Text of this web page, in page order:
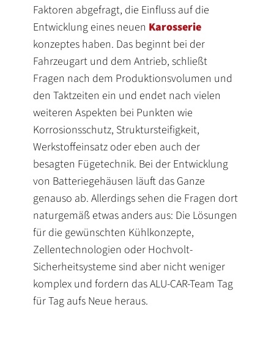
Faktoren abgefragt, die Einfluss auf die
Entwicklung eines neuen Karosserie
konzeptes haben. Das beginnt bei der
Fahrzeugart und dem Antrieb, schließt
Fragen nach dem Produktionsvolumen und
den Taktzeiten ein und endet nach vielen
weiteren Aspekten bei Punkten wie
Korrosionsschutz, Struktursteifigkeit,
Werkstoffeinsatz oder eben auch der
besagten Fügetechnik. Bei der Entwicklung
von Batteriegehäusen läuft das Ganze
genauso ab. Allerdings sehen die Fragen dort
naturgemäß etwas anders aus: Die Lösungen
für die gewünschten Kühlkonzepte,
Zellentechnologien oder Hochvolt-
Sicherheitsysteme sind aber nicht weniger
komplex und fordern das ALU-CAR-Team Tag
für Tag aufs Neue heraus.